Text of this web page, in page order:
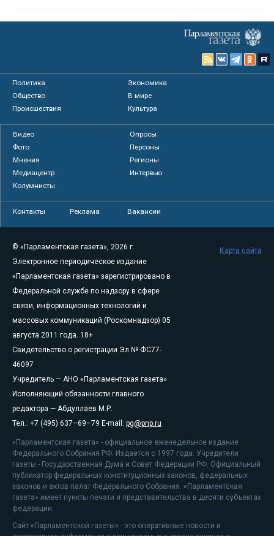
Политика
Экономика
Общество
В мире
Происшествия
Культура
Видео
Опросы
Фото
Персоны
Мнения
Регионы
Медиацентр
Интервью
Колумнисты
Контакты Реклама Вакансии
© «Парламентская газета», 2026 г.
Электронное периодическое издание
«Парламентская газета» зарегистрировано в
Федеральной службе по надзору в сфере
связи, информационных технологий и
массовых коммуникаций (Роскомнадзор) 05
августа 2011 года. 18+
Свидетельство о регистрации Эл № ФС77-
46097
Учредитель — АНО «Парламентская газета»
Исполняющий обязанности главного
редактора — Абдуллаев М.Р.
Тел.: +7 (495) 637–69–79 E-mail: pg@pnp.ru
«Парламентская газета» - официальное еженедельное издание
Федерального Собрания РФ. Издается с 1997 года. Учредители
газеты - Государственная Дума и Совет Федерации РФ. Официальный
публикатор федеральных конституционных законов, федеральных
законов и актов палат Федерального Собрания. «Парламентская
газета» имеет пункты печати и представительства в десяти субъектах
федерации.
Сайт «Парламентской газеты» - это оперативные новости и
Карта сайта